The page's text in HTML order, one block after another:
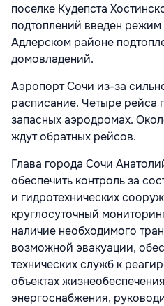
поселке Кудепста
подтоплений введен
Адлерском районе
домовладений.
Аэропорт Сочи из-за
расписание. Четыре рейса
запасных аэродромах.
ждут обратных рейсов.
Глава города Сочи
обеспечить контроль за
и гидротехнических
круглосуточный
наличие необходимого
возможной эвакуации,
технических служб к
объектах
энергоснабжения,